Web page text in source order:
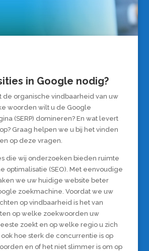
in Google nodig?
de organische vindbaarheid van uw
woorden wilt u de Google
(SERP) domineren? En wat levert
Graag helpen we u bij het vinden
op deze vragen.
die wij onderzoeken bieden ruimte
optimalisatie (SEO). Met eenvoudige
we uw huidige website beter
zoekmachine. Voordat we uw
op vindbaarheid is het van
op welke zoekwoorden uw
zoekt en op welke regio u zich
hoe sterk de concurrentie is op
en of het niet slimmer is om op